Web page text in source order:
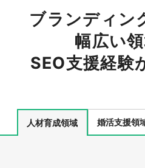
ブランディン
幅広い
SEO支援経験
人材育成領域 婚活支援領